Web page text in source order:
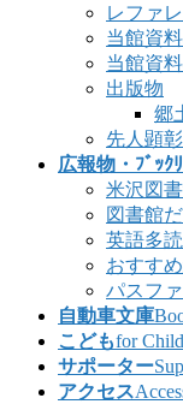
レファ
当館資
当館資
出版物
郷
先人顕
広報物・ﾌﾞｯｸ
米沢図
図書館
英語多
おすす
パスフ
自動車文庫
こどもfor
サポーター
アクセス